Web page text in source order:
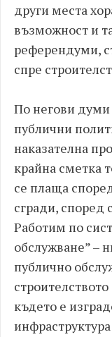
други места
възможност и
референдуми,
спре
По негови думи
публични
наказателна
крайна сметка
се плаща
сгради, според
Работим по
обслужване” –
публично
където е